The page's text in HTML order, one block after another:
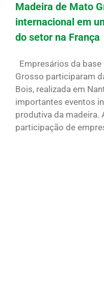
Madeira de Mato
internacional em
do setor na França
Empresários da
Grosso participaram
Bois, realizada em
importantes eventos
produtiva da madeira.
participação de